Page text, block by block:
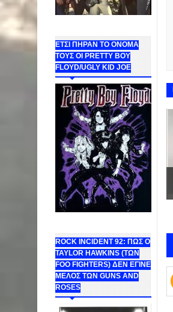
ΕΤΣΙ ΠΗΡΑΝ ΤΟ ΟΝΟΜΑ
ΤΟΥΣ ΟΙ PRETTY BOY
FLOYD/UGLY KID JOE
ROCK INCIDENT 92: ΠΩΣ Ο
TAYLOR HAWKINS (ΤΩΝ
FOO FIGHTERS) ΔΕΝ ΕΓΙΝΕ
ΜΕΛΟΣ ΤΩΝ GUNS AND
ROSES